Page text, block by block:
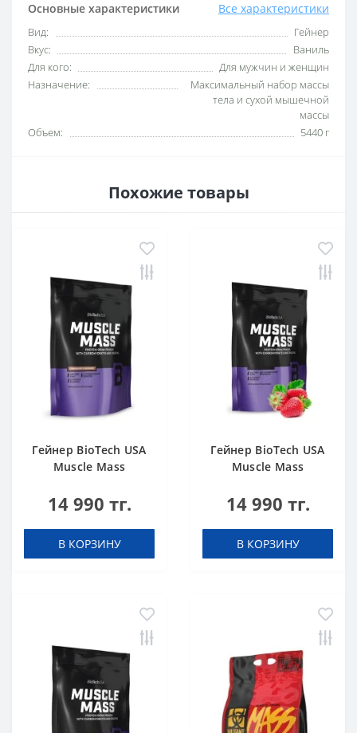
Основные характеристики Все характеристики
Вид:
Гейнер
Вкус:
Ваниль
Для кого:
Для мужчин и женщин
Назначение:
Максимальный набор массы
тела и сухой мышечной
массы
Объем:
5440 г
Похожие товары
Гейнер BioTech USA
Muscle Mass
14 990 тг.
В КОРЗИНУ
Гейнер BioTech USA
Muscle Mass
14 990 тг.
В КОРЗИНУ